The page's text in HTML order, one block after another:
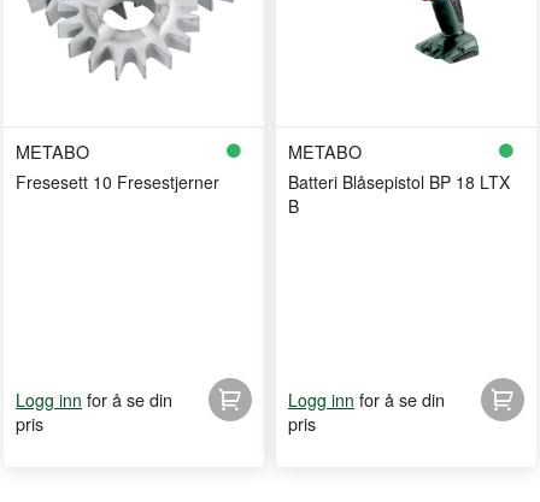
METABO
Fresesett 10 Fresestjerner
Logg inn for å se din
pris
METABO
Batteri Blåsepistol BP 18 LTX
B
Logg inn for å se din
pris